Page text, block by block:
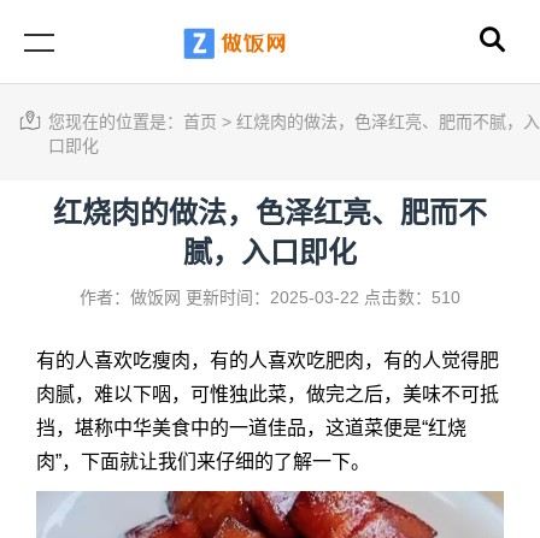
您现在的位置是： 首页 > 红烧肉的做法，色泽红亮、肥而不腻，入
口即化
红烧肉的做法，色泽红亮、肥而不
腻，入口即化
作者：做饭网 更新时间：2025-03-22 点击数：510
有的人喜欢吃瘦肉，有的人喜欢吃肥肉，有的人觉得肥
肉腻，难以下咽，可惟独此菜，做完之后，美味不可抵
挡，堪称中华美食中的一道佳品，这道菜便是“红烧
肉”，下面就让我们来仔细的了解一下。